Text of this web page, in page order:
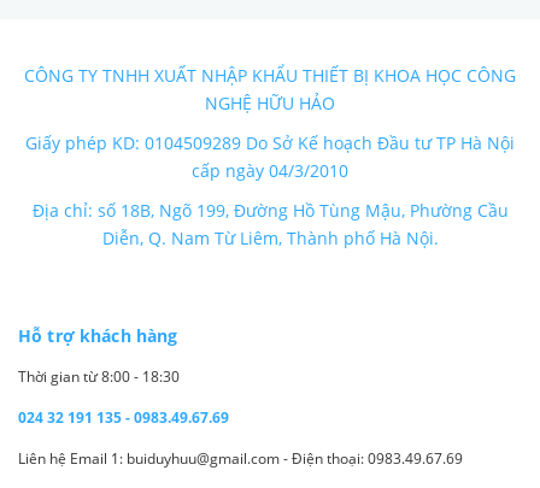
CÔNG TY TNHH XUẤT NHẬP KHẨU THIẾT BỊ KHOA HỌC CÔNG
NGHỆ HỮU HẢO
Giấy phép KD: 0104509289 Do Sở Kế hoạch Đầu tư TP Hà Nội
cấp ngày 04/3/2010
Địa chỉ: số 18B, Ngõ 199, Đường Hồ Tùng Mậu, Phường Cầu
Diễn, Q. Nam Từ Liêm, Thành phố Hà Nội.
Hỗ trợ khách hàng
Thời gian từ 8:00 - 18:30
024 32 191 135 - 0983.49.67.69
Liên hệ Email 1: buiduyhuu@gmail.com - Điện thoại: 0983.49.67.69